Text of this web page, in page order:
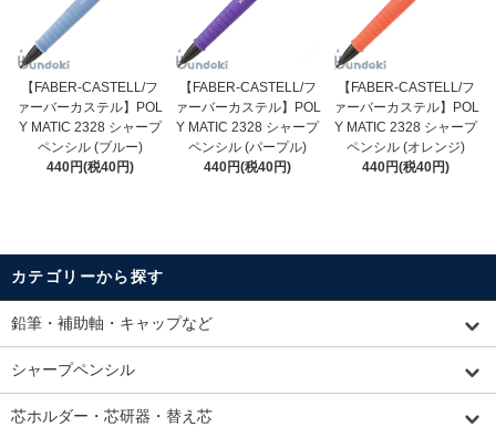
【FABER-CASTELL/フ
ァーバーカステル】POL
Y MATIC 2328 シャープ
ペンシル (ブルー)
440円(税40円)
【FABER-CASTELL/フ
ァーバーカステル】POL
Y MATIC 2328 シャープ
ペンシル (パープル)
440円(税40円)
【FABER-CASTELL/フ
ァーバーカステル】POL
Y MATIC 2328 シャープ
ペンシル (オレンジ)
440円(税40円)
カテゴリーから探す
鉛筆・補助軸・キャップなど
シャープペンシル
芯ホルダー・芯研器・替え芯